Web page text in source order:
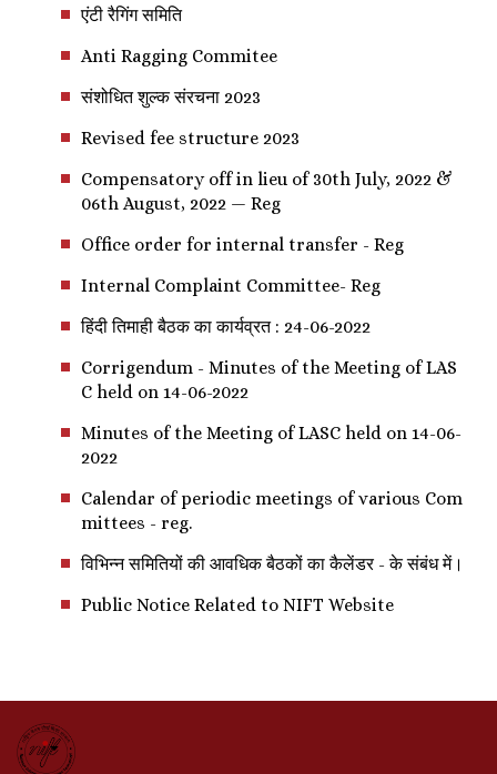
एंटी रैगिंग समिति
Anti Ragging Commitee
संशोधित शुल्क संरचना 2023
Revised fee structure 2023
Compensatory off in lieu of 30th July, 2022 &
06th August, 2022 — Reg
Office order for internal transfer - Reg
Internal Complaint Committee- Reg
हिंदी तिमाही बैठक का कार्यव्रत : 24-06-2022
Corrigendum - Minutes of the Meeting of LAS
C held on 14-06-2022
Minutes of the Meeting of LASC held on 14-06-
2022
Calendar of periodic meetings of various Com
mittees - reg.
विभिन्न समितियों की आवधिक बैठकों का कैलेंडर - के संबंध में।
Public Notice Related to NIFT Website